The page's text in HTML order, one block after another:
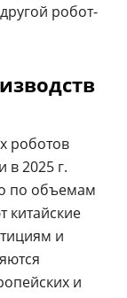
робот-
роботов
в 2025 г.
по объемам
китайские
и
и